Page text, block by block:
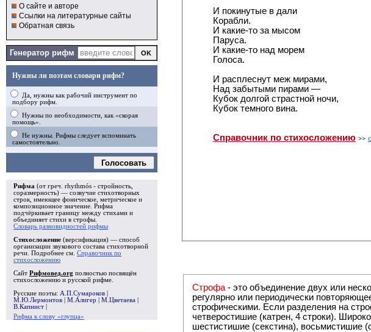
О сайте и авторе
Ссылки на литературные сайты
Обратная связь
Генератор рифм
Нужны ли поэтам словари рифм?
Да, нужны как рабочий инструмент по
подбору рифм.
Нужны по необходимости, как «скорая
помощь».
Не нужны. Рифмы следует вспоминать
самостоятельно.
Голосовать
Рифма (от греч. rhythmós - стройность,
соразмерность) — созвучие стихотворных
строк, имеющее фоническое, метрическое и
композиционное значение. Рифма
подчёркивает границу между стихами и
объединяет стихи в строфы
Словарь разновидностей рифмы
Стихосложение (версификация) — способ
организации звукового состава стихотворной
речи. Подробнее см. Справочник по
стихосложению
Сайт Рифмовед.org полностью посвящён
стихосложению и русской рифме.
Русские поэты: А.П.Сумароков
М.Ю.Лермонтов
М.Алигер М.Цветаева
В.Капнист
Рифма к слову «глупца»
И покинутые в дали
Корабли.
И какие-то за мысом
Паруса.
И какие-то над морем
Голоса.
И расплеснут меж мирами,
Над забытыми пирами —
Кубок долгой страстной ночи,
Кубок темного вина.
Справочник по стихосложению >>
Строфа - это объединение двух или нескольких строк стихотворения,
регулярно или периодически повторяющееся в стихотворении. Большинство стихотворений делятся на строфы и т.о. являются
строфическими. Если разделения на строфы нет, такие стихи принято называть
четверостишие (катрен, 4 строки).
шестистишие (секстина), восьмистишие